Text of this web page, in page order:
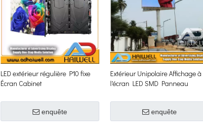
LED extérieur régulière P10 fixe
Écran Cabinet
enquête
Extérieur Unipolaire Affichage à
l'écran LED SMD Panneau
enquête